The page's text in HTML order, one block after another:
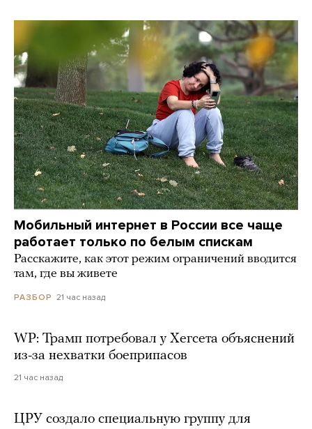
Мобильный интернет в России все чаще
работает только по белым спискам
Расскажите, как этот режим ограничений вводится
там, где вы живете
РАЗБОР 21 час назад
WP: Трамп потребовал у Хегсета объяснений
из-за нехватки боеприпасов
21 час назад
ЦРУ создало специальную группу для